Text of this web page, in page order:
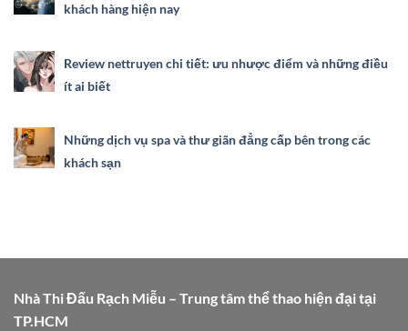
khách hàng hiện nay
Review nettruyen chi tiết: ưu nhược điểm và những điều
ít ai biết
Những dịch vụ spa và thư giãn đẳng cấp bên trong các
khách sạn
Nhà Thi Đấu Rạch Miễu – Trung tâm thể thao hiện đại tại
TP.HCM